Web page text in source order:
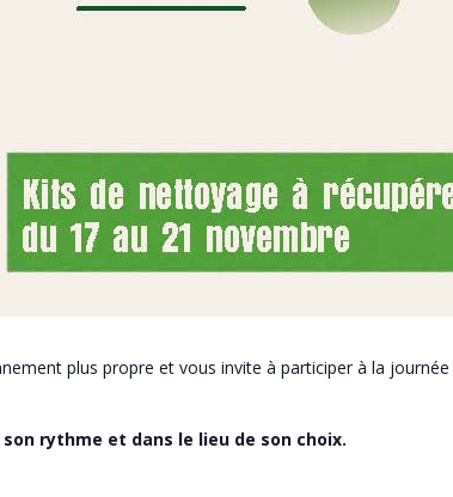
plus propre et vous invite à participer à la journée
rythme et dans le lieu de son choix.